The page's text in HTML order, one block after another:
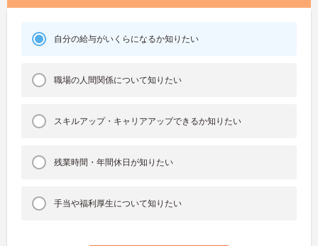
自分の給与がいくらになるか知りたい
職場の人間関係について知りたい
スキルアップ・キャリアアップできるか知りたい
残業時間・年間休日が知りたい
手当や福利厚生について知りたい